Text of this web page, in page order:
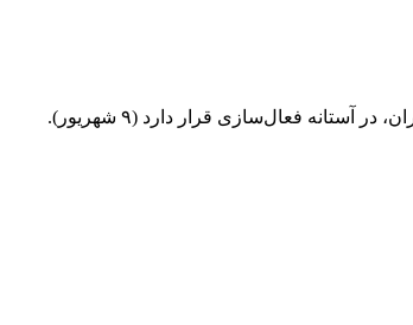
ایران و مشکله مکانیزم ماشه/ فرهاد درویشی (استاد بازنشسته علوم سیاسی) مکانیزم ماشه به‌ عنوان یک ابزار فشار حقوقی و سیاسی غرب علیه ایران، در آستانه فعال‌سازی قرار دارد (۹ شهریور).